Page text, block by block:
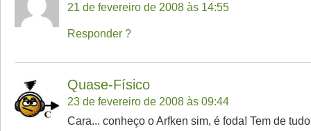
21 de fevereiro de 2008 às 14:55
Responder
Quase-Físico
23 de fevereiro de 2008 às 09:44
Cara... conheço o Arfken sim, é foda! Tem de